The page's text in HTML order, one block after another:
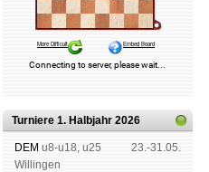
Turniere 1. Halbjahr 2026
DEM u8-u18, u25
Wil­lin­gen
23.-31.05.